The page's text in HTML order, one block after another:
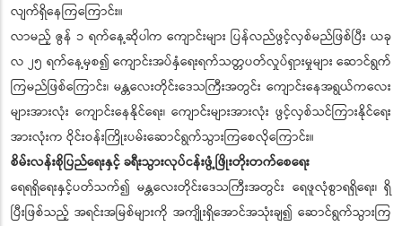
လျက်ရှိနေကြကြောင်း။
လာမည့် ဇွန် ၁ ရက်နေ့ဆိုပါက ကျောင်းများ ပြန်လည်ဖွင့်လှစ်မည်ဖြစ်ပြီး ယခု
လ ၂၅ ရက်နေ့မှစ၍ ကျောင်းအပ်နှံရေးရက်သတ္တပတ်လှုပ်ရှားမှုများ ဆောင်ရွက်
ကြမည်ဖြစ်ကြောင်း၊ မန္တလေးတိုင်းဒေသကြီးအတွင်း ကျောင်းနေအရွယ်ကလေး
များအားလုံး ကျောင်းနေနိုင်ရေး၊ ကျောင်းများအားလုံး ဖွင့်လှစ်သင်ကြားနိုင်ရေး
အားလုံးက ဝိုင်းဝန်းကြိုးပမ်းဆောင်ရွက်သွားကြစေလိုကြောင်း။
စိမ်းလန်းစိုပြည်ရေးနှင့် ခရီးသွားလုပ်ငန်းဖွံ့ဖြိုးတိုးတက်စေရေး
ရေရရှိရေးနှင့်ပတ်သက်၍ မန္တလေးတိုင်းဒေသကြီးအတွင်း ရေဖူလုံစွာရရှိရေး၊ ရှိ
ပြီးဖြစ်သည့် အရင်းအမြစ်များကို အကျိုးရှိအောင်အသုံးချ၍ ဆောင်ရွက်သွားကြ